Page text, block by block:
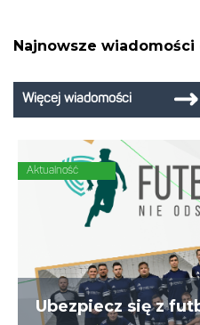
Najnowsze wiadomości
Więcej wiadomości
Aktualność
Ubezpiecz się z